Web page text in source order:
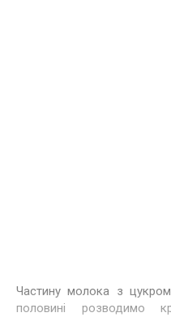
Частину молока з
половині розводимо